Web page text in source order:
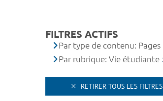
FILTRES ACTIFS
Par type de contenu: Pages
Par rubrique: Vie étudiante
RETIRER TOUS LES FILTRES